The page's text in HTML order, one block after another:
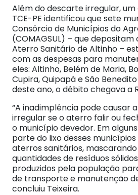
Além do descarte irregular,
TCE-PE identificou que sete
Consórcio de Municípios do
(COMAGSUL) – que depositam
Aterro Sanitário de Altinho –
com as despesas para
eles: Altinho, Belém de Maria,
Cupira, Quipapá e São
deste ano, o débito chegava a
“A inadimplência pode causar
irregular se o aterro falir ou
o município devedor. Em
parte do lixo desses
aterros sanitários, mascarando
quantidades de resíduos
produzidos pela população
de transporte e manutenção
concluiu Teixeira.